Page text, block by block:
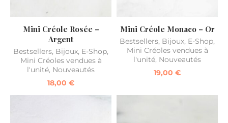
Mini Créole Rosée –
Argent
Bestsellers, Bijoux, E-Shop,
Mini Créoles vendues à
l'unité, Nouveautés
18,00 €
Mini Créole Monaco – Or
Bestsellers, Bijoux, E-Shop,
Mini Créoles vendues à
l'unité, Nouveautés
19,00 €